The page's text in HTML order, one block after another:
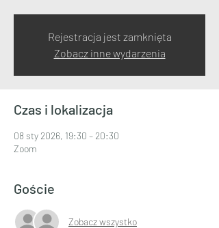
Rejestracja jest zamknięta
Zobacz inne wydarzenia
Czas i lokalizacja
08 sty 2026, 19:30 – 20:30
Zoom
Goście
Zobacz wszystko